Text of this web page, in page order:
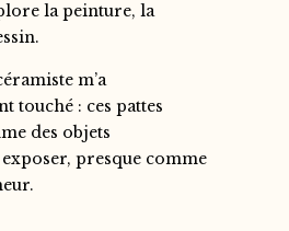
la peinture, la
m’a
touché : ces pattes
des objets
presque comme